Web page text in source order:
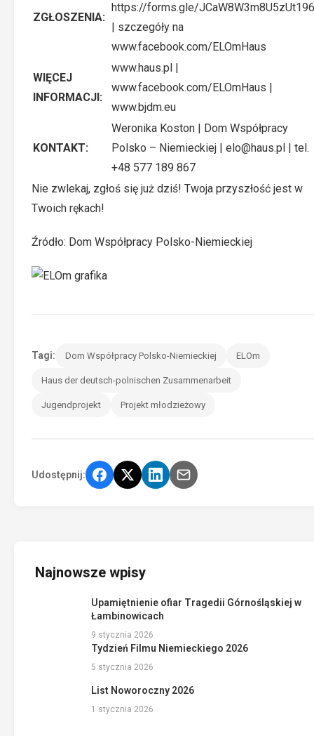
ZGŁOSZENIA:
https://forms.gle/JCaW8W3m8U5zUt196
| szczegóły na
www.facebook.com/ELOmHaus
WIĘCEJ
INFORMACJI:
www.haus.pl |
www.facebook.com/ELOmHaus |
www.bjdm.eu
KONTAKT:
Weronika Koston | Dom Współpracy
Polsko – Niemieckiej | elo@haus.pl | tel.
+48 577 189 867
Nie zwlekaj, zgłoś się już dziś! Twoja przyszłość jest w
Twoich rękach!
Źródło: Dom Współpracy Polsko-Niemieckiej
Tagi: Dom Współpracy Polsko-Niemieckiej ELOm
Haus der deutsch-polnischen Zusammenarbeit
Jugendprojekt Projekt młodzieżowy
Udostępnij:
Najnowsze wpisy
Upamiętnienie ofiar Tragedii Górnośląskiej w
Łambinowicach
9 stycznia 2026
Tydzień Filmu Niemieckiego 2026
5 stycznia 2026
List Noworoczny 2026
1 stycznia 2026